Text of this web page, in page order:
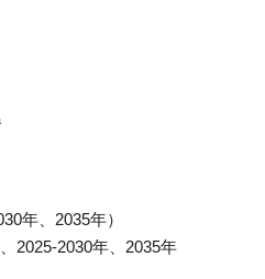
年、2035年）
2025-2030年、2035年